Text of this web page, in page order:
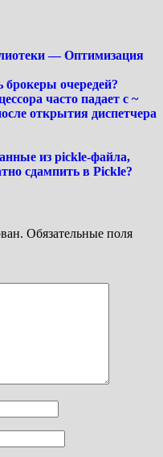
— Оптимизация
брокеры очередей?
часто падает с ~
открытия диспетчера
из pickle-файла,
сдампить в Pickle?
Обязательные поля